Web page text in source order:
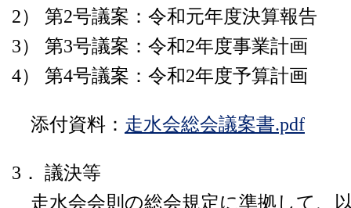
2） 第2号議案：令和元年度決算報告
3） 第3号議案：令和2年度事業計画
4） 第4号議案：令和2年度予算計画
添付資料： 走水会総会議案書.pdf
3． 議決等
走水会会則の総会規定に準拠して、